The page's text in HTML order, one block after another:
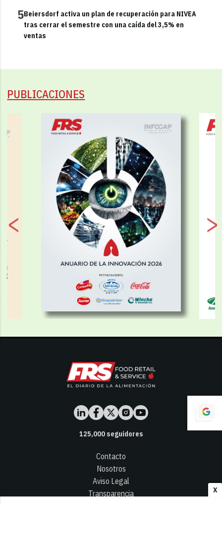
X
5Beiersdorf activa un plan de recuperación para NIVEA
tras cerrar el semestre con una caída del 3,5% en
ventas
PUBLICACIONES
125,000seguidores
Contacto
Nosotros
Aviso Legal
Transparencia